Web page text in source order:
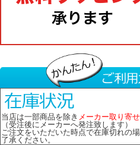
当店は一部商品を除き メーカー取り寄
（受注後にメーカーへ発注致します）
ご注文をいただいた時点で在庫切れの
了承ください。